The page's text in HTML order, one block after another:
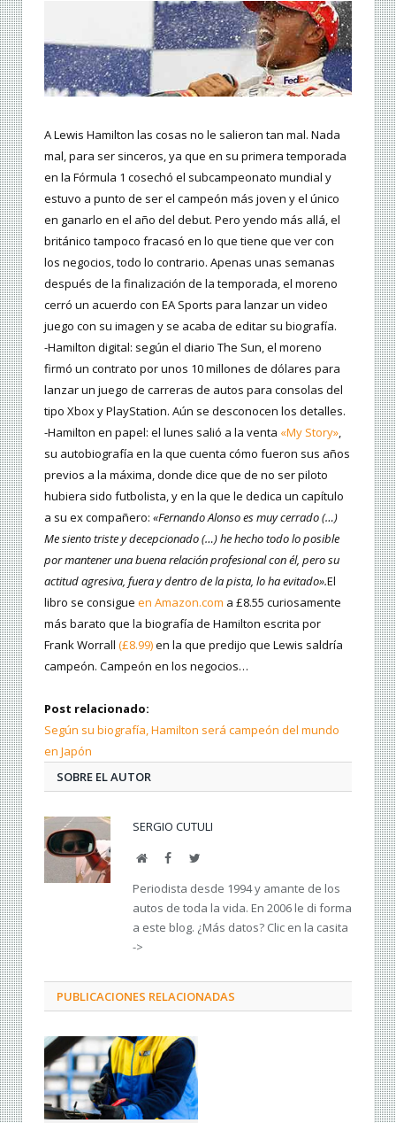
A Lewis Hamilton las cosas no le salieron tan mal. Nada
mal, para ser sinceros, ya que en su primera temporada
en la Fórmula 1 cosechó el subcampeonato mundial y
estuvo a punto de ser el campeón más joven y el único
en ganarlo en el año del debut. Pero yendo más allá, el
británico tampoco fracasó en lo que tiene que ver con
los negocios, todo lo contrario. Apenas unas semanas
después de la finalización de la temporada, el moreno
cerró un acuerdo con EA Sports para lanzar un video
juego con su imagen y se acaba de editar su biografía.
-Hamilton digital: según el diario The Sun, el moreno
firmó un contrato por unos 10 millones de dólares para
lanzar un juego de carreras de autos para consolas del
tipo Xbox y PlayStation. Aún se desconocen los detalles.
-Hamilton en papel: el lunes salió a la venta «My Story»,
su autobiografía en la que cuenta cómo fueron sus años
previos a la máxima, donde dice que de no ser piloto
hubiera sido futbolista, y en la que le dedica un capítulo
a su ex compañero: «Fernando Alonso es muy cerrado (…)
Me siento triste y decepcionado (…) he hecho todo lo posible
por mantener una buena relación profesional con él, pero su
actitud agresiva, fuera y dentro de la pista, lo ha evitado».El
libro se consigue en Amazon.com a £8.55 curiosamente
más barato que la biografía de Hamilton escrita por
Frank Worrall (£8.99)en la que predijo que Lewis saldría
campeón. Campeón en los negocios…
Post relacionado:
Según su biografía, Hamilton será campeón del mundo
en Japón
SOBRE EL AUTOR
SERGIO CUTULI
Web FacebookTwitter
Periodista desde 1994 y amante de los
autos de toda la vida. En 2006 le di forma
a este blog. ¿Más datos? Clic en la casita
->
PUBLICACIONES RELACIONADAS